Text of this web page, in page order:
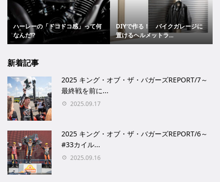
ハーレーの「ドコドコ感」って何
なんだ!?
DIYで作る！ バイクガレージに
置けるヘルメットラ...
新着記事
2025 キング・オブ・ザ・バガーズREPORT/7～
最終戦を前に...
2025.09.17
2025 キング・オブ・ザ・バガーズREPORT/6～
#33カイル...
2025.09.16